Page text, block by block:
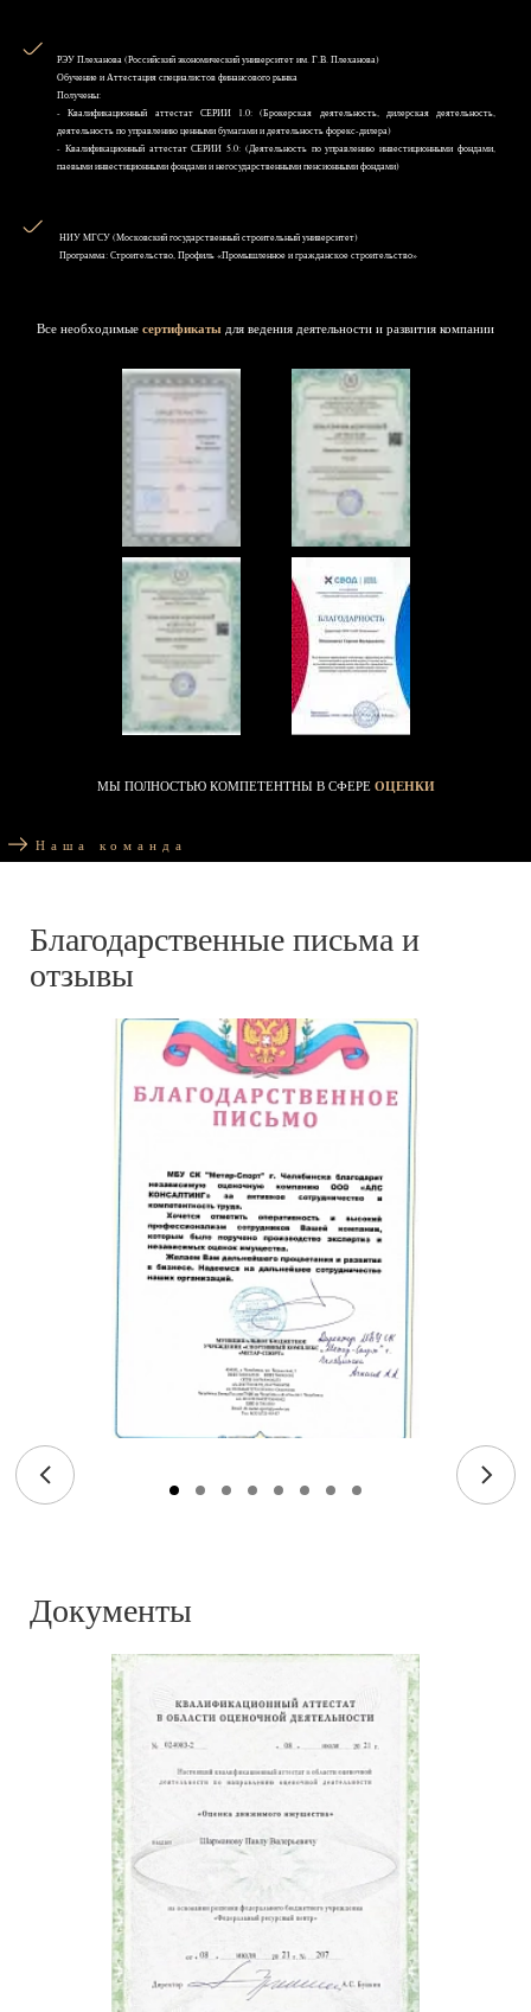
РЭУ Плеханова (Российский экономический университет им. Г.В. Плеханова)
Обучение и Аттестация специалистов финансового рынка
Получены:
- Квалификационный аттестат СЕРИИ 1.0: (Брокерская деятельность, дилерская деятельность,
деятельность по управлению ценными бумагами и деятельность форекс-дилера)
- Квалификационный аттестат СЕРИИ 5.0: (Деятельность по управлению инвестиционными фондами,
паевыми инвестиционными фондами и негосударственными пенсионными фондами)
НИУ MГСУ (Московский государственный строительный университет)
Программа: Строительство, Профиль «Промышленное и гражданское строительство»
Все необходимые сертификаты для ведения деятельности и развития компании
МЫ ПОЛНОСТЬЮ КОМПЕТЕНТНЫ В СФЕРЕ ОЦЕНКИ
Наша команда
Благодарственные письма и
отзывы
Документы